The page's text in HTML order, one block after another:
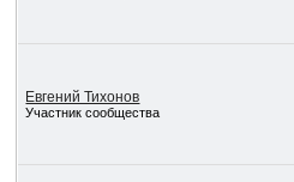
Евгений Тихонов
Участник сообщества